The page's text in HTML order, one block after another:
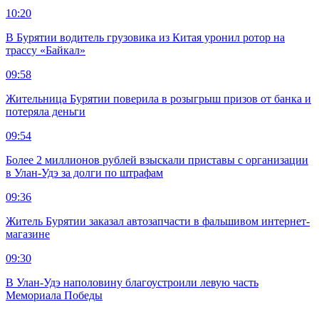
10:20
В Бурятии водитель грузовика из Китая уронил ротор на
трассу «Байкал»
09:58
Жительница Бурятии поверила в розыгрыш призов от банка и
потеряла деньги
09:54
Более 2 миллионов рублей взыскали приставы с организации
в Улан-Удэ за долги по штрафам
09:36
Житель Бурятии заказал автозапчасти в фальшивом интернет-
магазине
09:30
В Улан-Удэ наполовину благоустроили левую часть
Мемориала Победы